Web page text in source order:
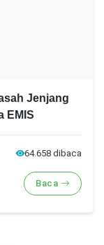
Jenjang
EMIS
64.658 dibaca
Baca